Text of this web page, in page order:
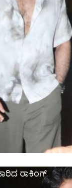
ರಾಕಿಂಗ್